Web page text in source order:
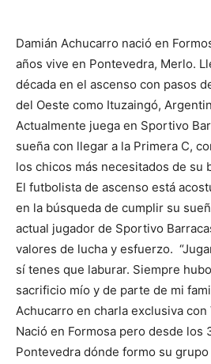
Damián Achucarro nació en
años vive en Pontevedra, Merlo.
década en el ascenso con pasos
del Oeste como Ituzaingó,
Actualmente juega en Sportivo
sueña con llegar a la Primera C,
los chicos más necesitados de su
El futbolista de ascenso está
en la búsqueda de cumplir su
actual jugador de Sportivo
valores de lucha y esfuerzo.
sí tenes que laburar. Siempre
sacrificio mío y de parte de mi
Achucarro en charla exclusiva con
Nació en Formosa pero desde los
Pontevedra dónde formo su